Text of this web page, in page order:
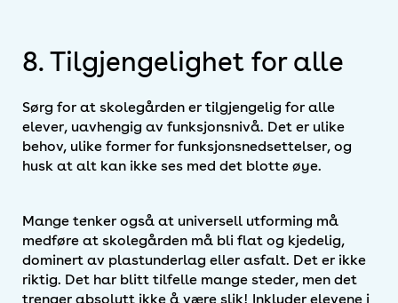
8. Tilgjengelighet for alle
Sørg for at skolegården er tilgjengelig for alle
elever, uavhengig av funksjonsnivå. Det er ulike
behov, ulike former for funksjonsnedsettelser, og
husk at alt kan ikke ses med det blotte øye.
Mange tenker også at universell utforming må
medføre at skolegården må bli flat og kjedelig,
dominert av plastunderlag eller asfalt. Det er ikke
riktig. Det har blitt tilfelle mange steder, men det
trenger absolutt ikke å være slik! Inkluder elevene i